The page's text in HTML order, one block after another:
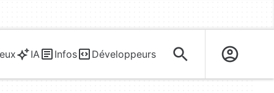
IA Infos Développeurs